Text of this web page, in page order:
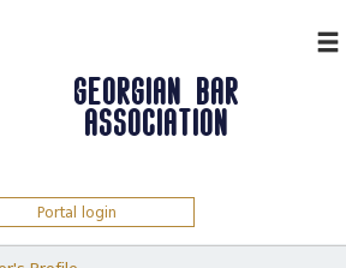
GEORGIAN BAR
ASSOCIATION
Portal login